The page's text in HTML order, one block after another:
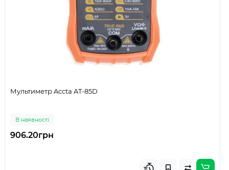
Мультиметр Accta AT-85D
В наявності
906.20грн